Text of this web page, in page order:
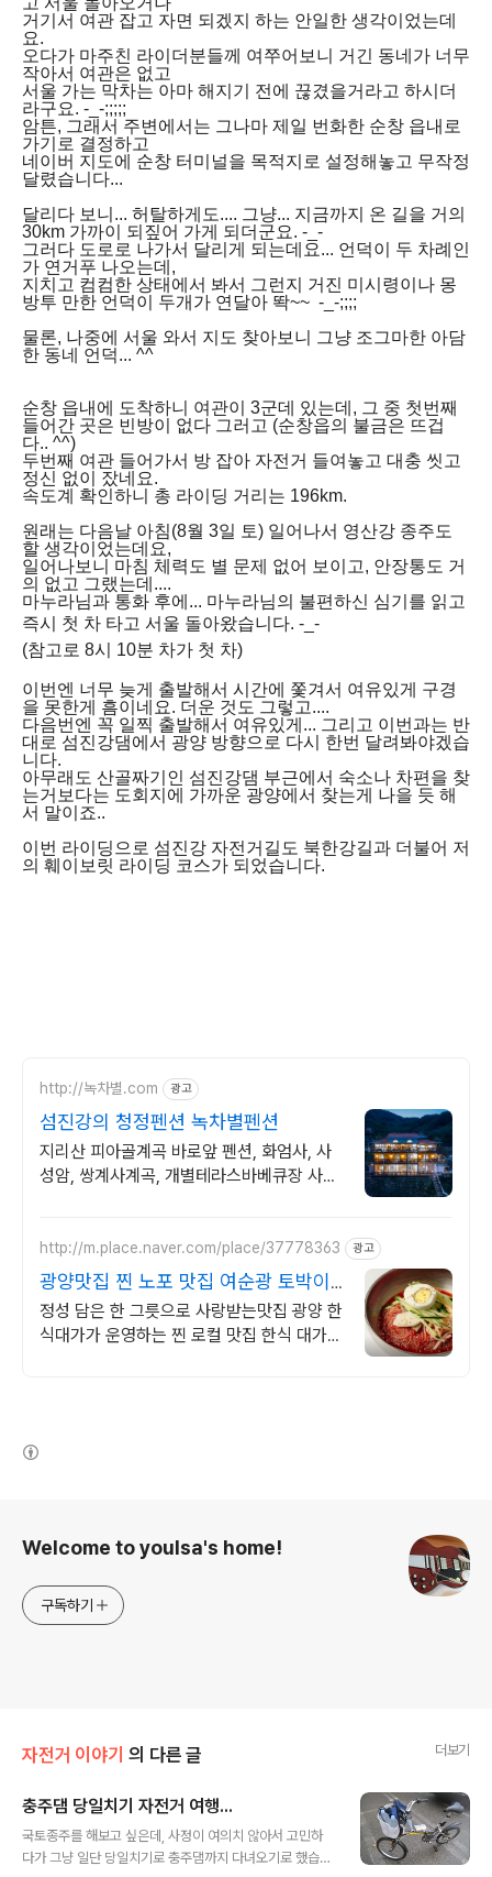
거기서 여관 잡고 자면 되겠지 하는 안일한 생각이었는데
요.
오다가 마주친 라이더분들께 여쭈어보니 거긴 동네가 너무
작아서 여관은 없고
서울 가는 막차는 아마 해지기 전에 끊겼을거라고 하시더
라구요. -_-;;;;;
암튼, 그래서 주변에서는 그나마 제일 번화한 순창 읍내로
가기로 결정하고
네이버 지도에 순창 터미널을 목적지로 설정해놓고 무작정
달렸습니다...
달리다 보니... 허탈하게도.... 그냥... 지금까지 온 길을 거의
30km 가까이 되짚어 가게 되더군요. -_-
그러다 도로로 나가서 달리게 되는데요... 언덕이 두 차례인
가 연거푸 나오는데,
지치고 컴컴한 상태에서 봐서 그런지 거진 미시령이나 몽
방투 만한 언덕이 두개가 연달아 똭~~ -_-;;;;
물론, 나중에 서울 와서 지도 찾아보니 그냥 조그마한 아담
한 동네 언덕... ^^
순창 읍내에 도착하니 여관이 3군데 있는데, 그 중 첫번째
들어간 곳은 빈방이 없다 그러고 (순창읍의 불금은 뜨겁
다.. ^^)
두번째 여관 들어가서 방 잡아 자전거 들여놓고 대충 씻고
정신 없이 잤네요.
속도계 확인하니 총 라이딩 거리는 196km.
원래는 다음날 아침(8월 3일 토) 일어나서 영산강 종주도
할 생각이었는데요,
일어나보니 마침 체력도 별 문제 없어 보이고, 안장통도 거
의 없고 그랬는데....
마누라님과 통화 후에... 마누라님의 불편하신 심기를 읽고
즉시 첫 차 타고 서울 돌아왔습니다. -_-
(참고로 8시 10분 차가 첫 차)
이번엔 너무 늦게 출발해서 시간에 쫓겨서 여유있게 구경
을 못한게 흠이네요. 더운 것도 그렇고....
다음번엔 꼭 일찍 출발해서 여유있게... 그리고 이번과는 반
대로 섬진강댐에서 광양 방향으로 다시 한번 달려봐야겠습
니다.
아무래도 산골짜기인 섬진강댐 부근에서 숙소나 차편을 찾
는거보다는 도회지에 가까운 광양에서 찾는게 나을 듯 해
서 말이죠..
이번 라이딩으로 섬진강 자전거길도 북한강길과 더불어 저
의 훼이보릿 라이딩 코스가 되었습니다.
http://녹차별.com 광고
섬진강의 청정펜션 녹차별펜션
지리산 피아골계곡 바로앞 펜션, 화엄사, 사
성암, 쌍계사계곡, 개별테라스바베큐장 사성
http://m.place.naver.com/place/37778363 광고
광양맛집 찐 노포 맛집 여순광 토박이
들의 찐 맛집
정성 담은 한 그릇으로 사랑받는맛집 광양 한
식대가가 운영하는 찐 로컬 맛집 한식 대가
Welcome to youlsa's home!
구독하기
자전거 이야기 의 다른 글 더보기
충주댐 당일치기 자전거 여행...
국토종주를 해보고 싶은데, 사정이 여의치 않아서 고민하
다가 그냥 일단 당일치기로 충주댐까지 다녀오기로 했습니